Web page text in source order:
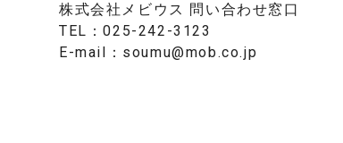
株式会社メビウス 問い合わせ窓口
TEL：025-242-3123
E-mail： soumu@mob.co.jp